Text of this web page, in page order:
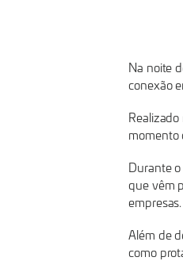
Na noite
conexão
momento
Durante
que vêm
empresas.
Além de
como